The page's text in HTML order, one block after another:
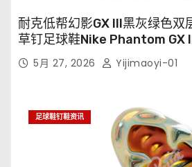
耐克低帮幻影GX III黑灰绿色双
草钉足球鞋Nike Phantom
5月 27, 2026 Yijimaoyi-01
足球鞋钉鞋资讯